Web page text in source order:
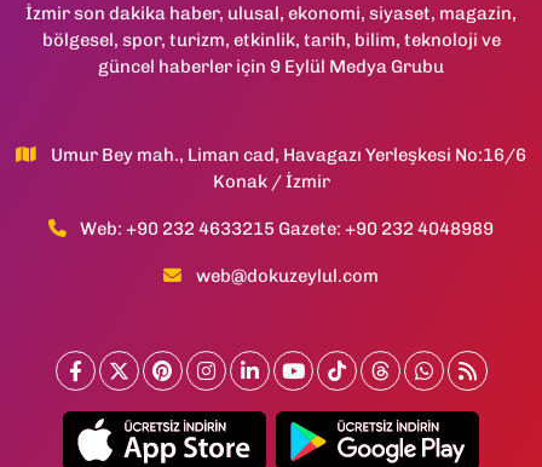
İzmir son dakika haber, ulusal, ekonomi, siyaset, magazin,
bölgesel, spor, turizm, etkinlik, tarih, bilim, teknoloji ve
güncel haberler için 9 Eylül Medya Grubu
Umur Bey mah., Liman cad, Havagazı Yerleşkesi No:16/6
Konak / İzmir
Web: +90 232 4633215 Gazete: +90 232 4048989
web@dokuzeylul.com